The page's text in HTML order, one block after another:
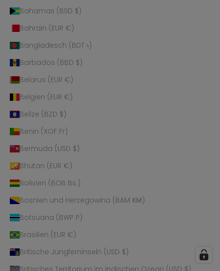
Bahamas (BSD $)
Bahrain (EUR €)
Bangladesch (BDT ৳)
Barbados (BBD $)
Belarus (EUR €)
Belgien (EUR €)
Belize (BZD $)
Benin (XOF Fr)
Bermuda (USD $)
Bhutan (EUR €)
Bolivien (BOB Bs.)
Bosnien und Herzegowina (BAM КМ)
Botsuana (BWP P)
Brasilien (EUR €)
Britische Jungferninseln (USD $)
Britisches Territorium im Indischen Ozean (USD $)